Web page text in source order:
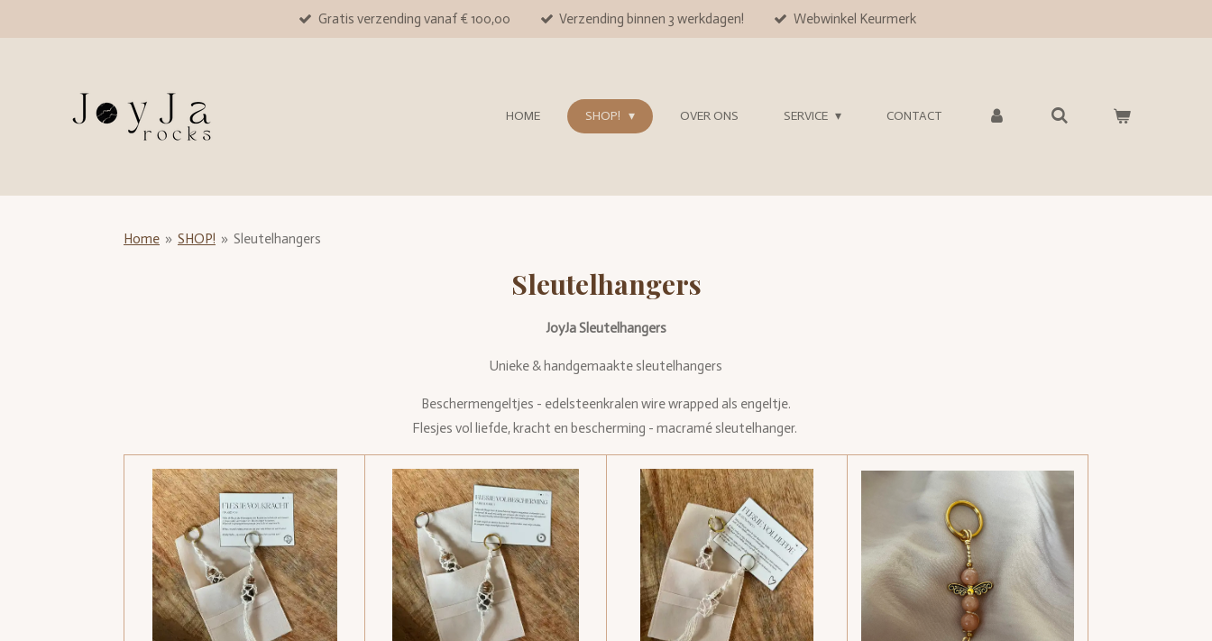
hoofdinhoud
Gratis verzending vanaf € 100,00 Verzending binnen 3 werkdagen! Webwinkel Keurmerk
HOME SHOP! OVER ONS SERVICE CONTACT
Home » SHOP! » Sleutelhangers
Sleutelhangers
JoyJa Sleutelhangers
Unieke & handgemaakte sleutelhangers
Beschermengeltjes - edelsteenkralen wire wrapped als engeltje.
Flesjes vol liefde, kracht en bescherming - macramé sleutelhanger.